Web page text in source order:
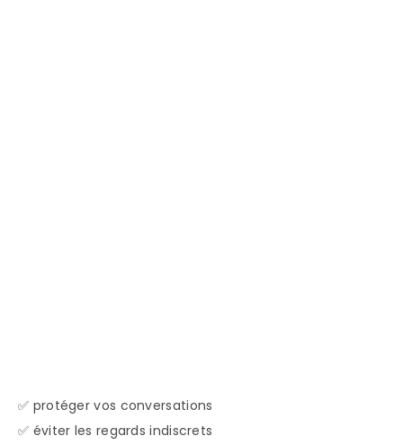
✅ protéger vos conversations
✅ éviter les regards indiscrets